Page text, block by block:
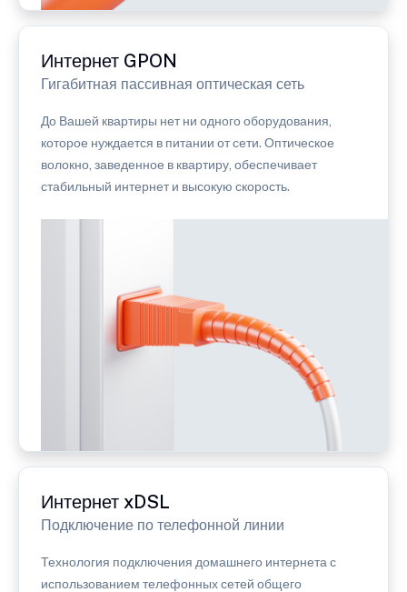
Интернет GPON
Гигабитная пассивная оптическая сеть
До Вашей квартиры нет ни одного оборудования,
которое нуждается в питании от сети. Оптическое
волокно, заведенное в квартиру, обеспечивает
стабильный интернет и высокую скорость.
Интернет xDSL
Подключение по телефонной линии
Технология подключения домашнего интернета с
использованием телефонных сетей общего